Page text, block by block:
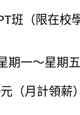
班（限在校
期一～星期
（月計領薪）